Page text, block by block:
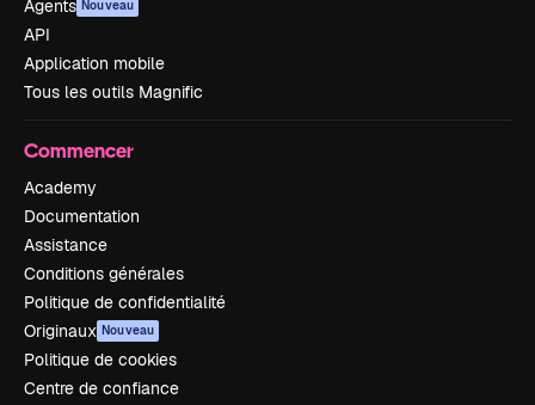
Agents Nouveau
API
Application mobile
Tous les outils Magnific
Commencer
Academy
Documentation
Assistance
Conditions générales
Politique de confidentialité
Originaux Nouveau
Politique de cookies
Centre de confiance